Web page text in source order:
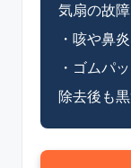
気扇の故
・咳や鼻
・ゴムパ
除去後も